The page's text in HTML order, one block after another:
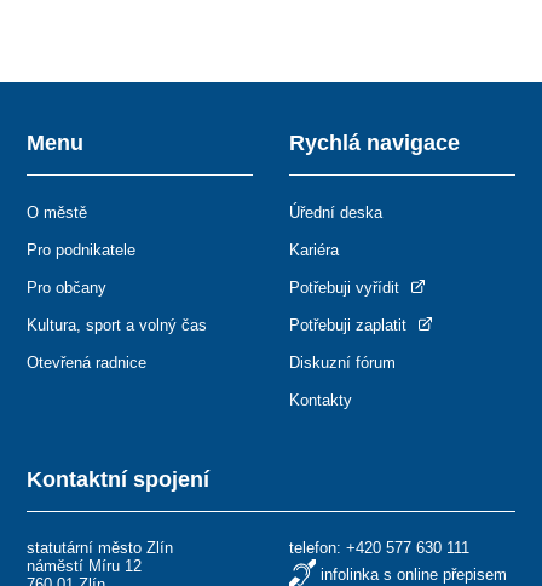
Kontaktní spojení
statutární město Zlín
náměstí Míru 12
telefon: +420 577 630 111
infolinka s online přepisem
Menu
O městě
Pro podnikatele
Pro občany
Kultura, sport a volný čas
Otevřená radnice
Rychlá navigace
Úřední deska
Kariéra
Potřebuji vyřídit
Potřebuji zaplatit
Diskuzní fórum
Kontakty